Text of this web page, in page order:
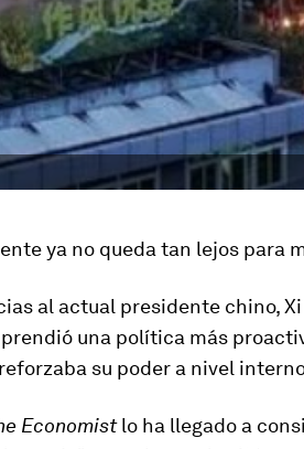
ya no queda tan lejos para
al actual presidente chino,
una política más
su poder a nivel
Economistlo ha llegado a